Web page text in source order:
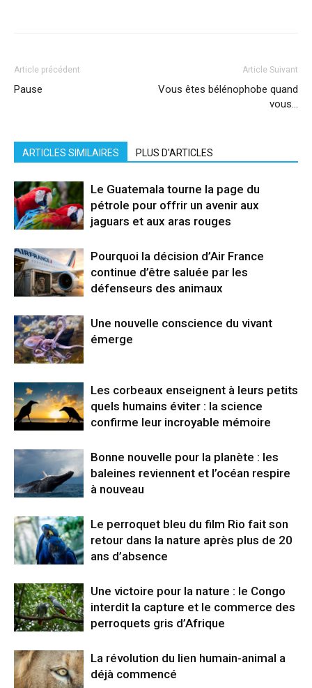
Article précédent
Pause
Article Suivant
Vous êtes bélénophobe quand
vous…
ARTICLES SIMILAIRES PLUS D'ARTICLES
Le Guatemala tourne la page du
pétrole pour offrir un avenir aux
jaguars et aux aras rouges
Pourquoi la décision d’Air France
continue d’être saluée par les
défenseurs des animaux
Une nouvelle conscience du vivant
émerge
Les corbeaux enseignent à leurs petits
quels humains éviter : la science
confirme leur incroyable mémoire
Bonne nouvelle pour la planète : les
baleines reviennent et l’océan respire
à nouveau
Le perroquet bleu du film Rio fait son
retour dans la nature après plus de 20
ans d’absence
Une victoire pour la nature : le Congo
interdit la capture et le commerce des
perroquets gris d’Afrique
La révolution du lien humain-animal a
déjà commencé